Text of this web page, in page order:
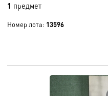
1 предмет
Номер лота: 13596